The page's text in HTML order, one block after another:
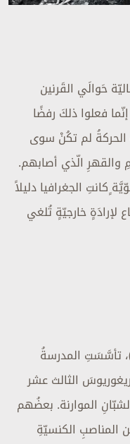
حَوالَي القَرنين
فعلوا ذلكَ رفضًا
لم تكُنْ سوى
الّذي أصابهم.
ٍكانتِ الجغرافيا دليلاً
لإرادَةٍ خارجيّةٍ تُلغي
أواخرِ القرنِ السادسَ عشر (1584)، تأسَّسَتِ المدرسةُ
الثالث عشر
الشبّانِ الموارنة. بعضُهم
المناصبِ الكنسيّةِ